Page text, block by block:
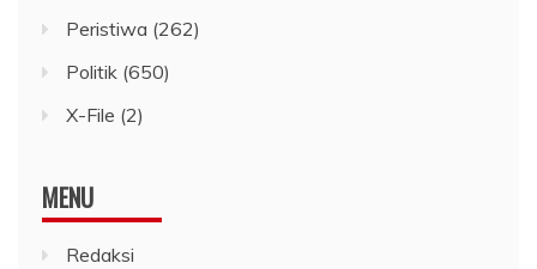
Peristiwa (262)
Politik (650)
X-File (2)
MENU
Redaksi